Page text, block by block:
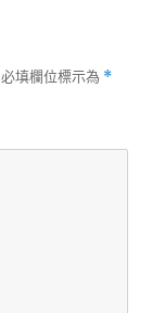
必填欄位標示為 *